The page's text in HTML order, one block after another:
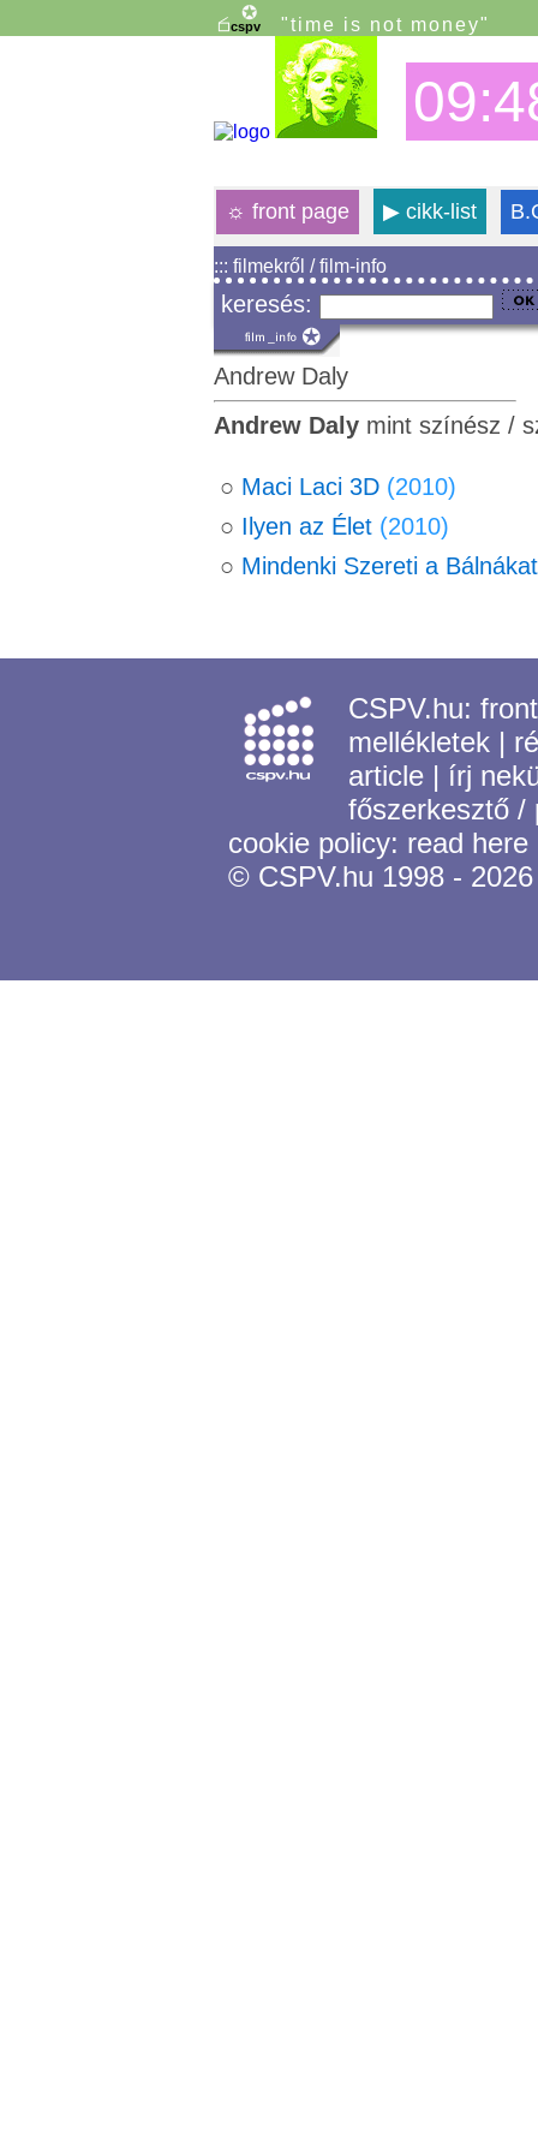
"time is not money"
☼ front page ▶cikk-list
::: filmekről / film-info
keresés:
Andrew Daly
Andrew Dalymint színész /
○ Maci Laci 3D (2010)
○ Ilyen az Élet (2010)
○ Mindenki Szereti a Bálnákat
CSPV.hu:
mellékletek |
article | írj
főszerkesztő
cookie policy: read here
© CSPV.hu 1998 - 2026